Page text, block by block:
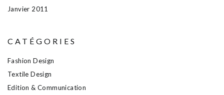
Janvier 2011
CATÉGORIES
Fashion Design
Textile Design
Edition & Communication